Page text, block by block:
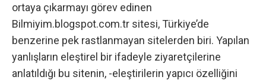
ortaya çıkarmayı görev edinen
Bilmiyim.blogspot.com.tr sitesi, Türkiye’de
benzerine pek rastlanmayan sitelerden biri. Yapılan
yanlışların eleştirel bir ifadeyle ziyaretçilerine
anlatıldığı bu sitenin, -eleştirilerin yapıcı özelliğini